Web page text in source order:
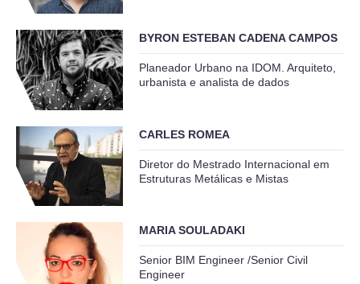
BYRON ESTEBAN CADENA CAMPOS
Planeador Urbano na IDOM. Arquiteto,
urbanista e analista de dados
CARLES ROMEA
Diretor do Mestrado Internacional em
Estruturas Metálicas e Mistas
MARIA SOULADAKI
Senior BIM Engineer /Senior Civil
Engineer